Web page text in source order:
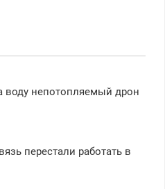
воду непотопляемый дрон
перестали работать в